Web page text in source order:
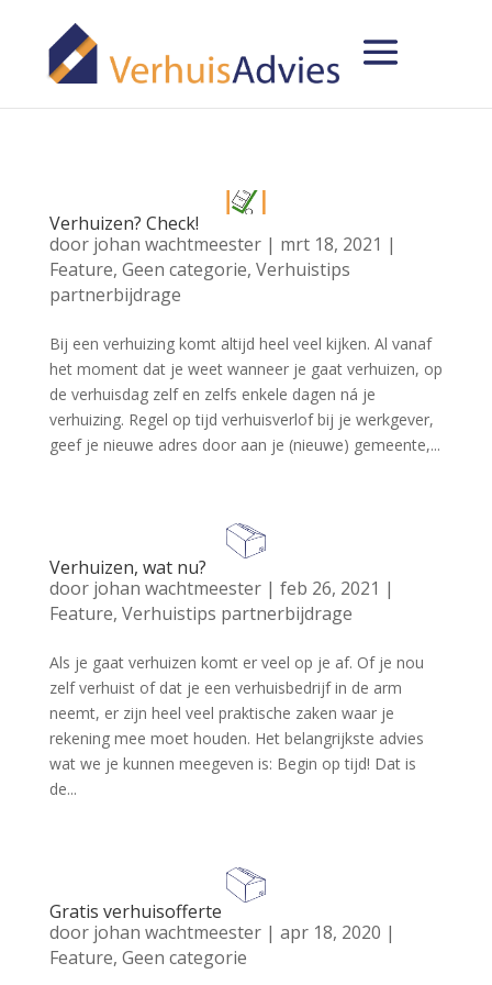
Verhuizen? Check!
door johan wachtmeester| mrt 18, 2021 |
Feature, Geen categorie, Verhuistips
partnerbijdrage
Bij een verhuizing komt altijd heel veel kijken. Al vanaf
het moment dat je weet wanneer je gaat verhuizen, op
de verhuisdag zelf en zelfs enkele dagen ná je
verhuizing. Regel op tijd verhuisverlof bij je werkgever,
geef je nieuwe adres door aan je (nieuwe) gemeente,...
Verhuizen, wat nu?
door johan wachtmeester| feb 26, 2021 |
Feature, Verhuistips partnerbijdrage
Als je gaat verhuizen komt er veel op je af. Of je nou
zelf verhuist of dat je een verhuisbedrijf in de arm
neemt, er zijn heel veel praktische zaken waar je
rekening mee moet houden. Het belangrijkste advies
wat we je kunnen meegeven is: Begin op tijd! Dat is
de...
Gratis verhuisofferte
door johan wachtmeester| apr 18, 2020 |
Feature, Geen categorie